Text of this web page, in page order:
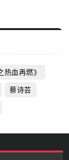
热血再燃》
蔡诗芸